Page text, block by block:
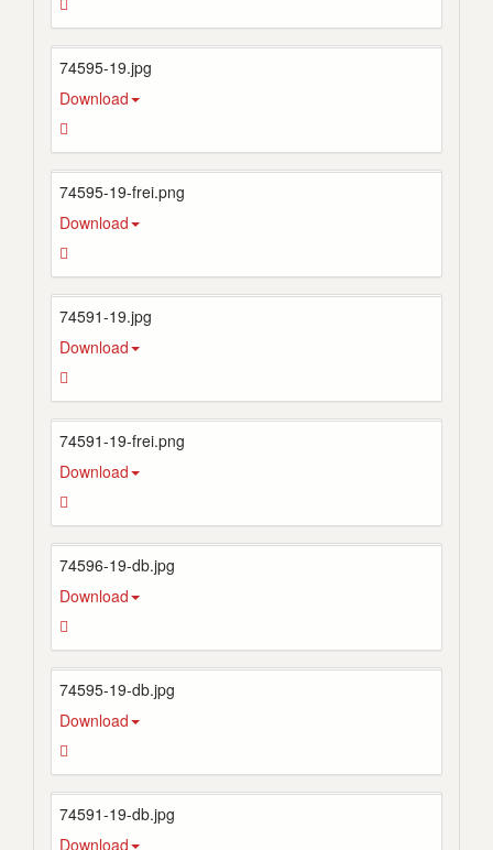
74595-19.jpg
Download
74595-19-frei.png
Download
74591-19.jpg
Download
74591-19-frei.png
Download
74596-19-db.jpg
Download
74595-19-db.jpg
Download
74591-19-db.jpg
Download